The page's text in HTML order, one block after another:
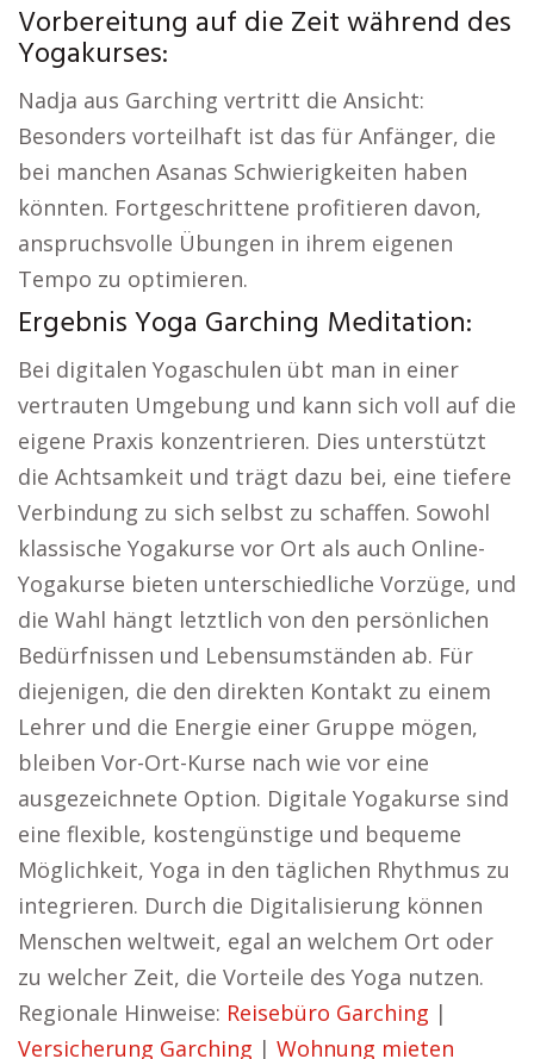
Vorbereitung auf die Zeit während des
Yogakurses:
Nadja aus Garching vertritt die Ansicht:
Besonders vorteilhaft ist das für Anfänger, die
bei manchen Asanas Schwierigkeiten haben
könnten. Fortgeschrittene profitieren davon,
anspruchsvolle Übungen in ihrem eigenen
Tempo zu optimieren.
Ergebnis Yoga Garching Meditation:
Bei digitalen Yogaschulen übt man in einer
vertrauten Umgebung und kann sich voll auf die
eigene Praxis konzentrieren. Dies unterstützt
die Achtsamkeit und trägt dazu bei, eine tiefere
Verbindung zu sich selbst zu schaffen. Sowohl
klassische Yogakurse vor Ort als auch Online-
Yogakurse bieten unterschiedliche Vorzüge, und
die Wahl hängt letztlich von den persönlichen
Bedürfnissen und Lebensumständen ab. Für
diejenigen, die den direkten Kontakt zu einem
Lehrer und die Energie einer Gruppe mögen,
bleiben Vor-Ort-Kurse nach wie vor eine
ausgezeichnete Option. Digitale Yogakurse sind
eine flexible, kostengünstige und bequeme
Möglichkeit, Yoga in den täglichen Rhythmus zu
integrieren. Durch die Digitalisierung können
Menschen weltweit, egal an welchem Ort oder
zu welcher Zeit, die Vorteile des Yoga nutzen.
Regionale Hinweise: Reisebüro Garching |
Versicherung Garching | Wohnung mieten